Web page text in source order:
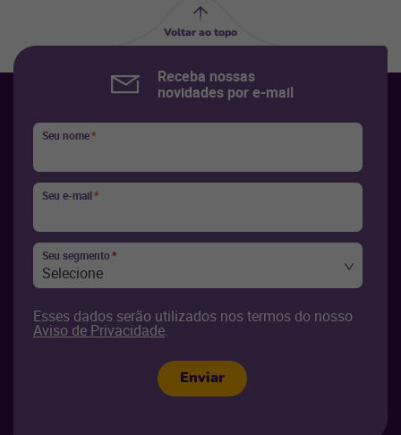
Voltar ao topo
Receba nossas
novidades por e-mail
Seu nome*
Seu e-mail*
Seu segmento*
Selecione
Esses dados serão utilizados nos termos do nosso
Aviso de Privacidade.
Enviar